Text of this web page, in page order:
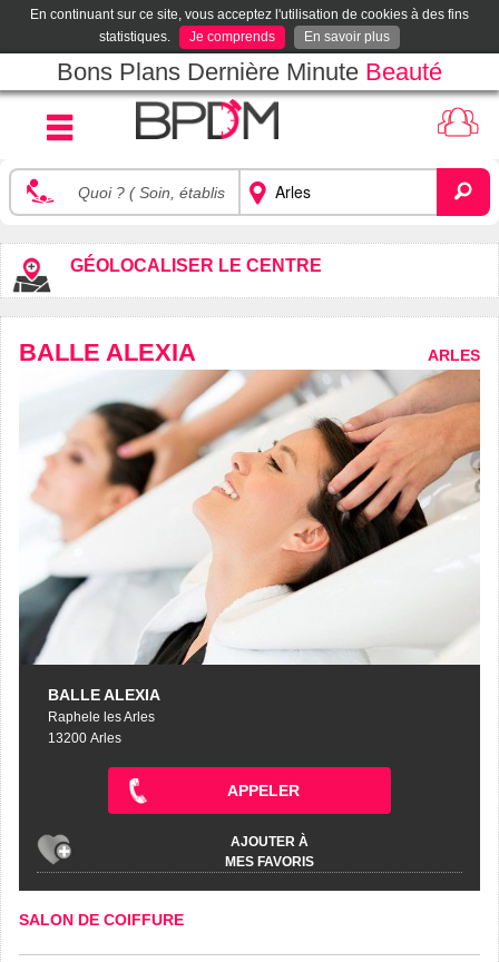
En continuant sur ce site, vous acceptez l'utilisation de cookies à des fins
statistiques.
Je comprends En savoir plus
Bons Plans Dernière Minute Beauté
GÉOLOCALISER LE CENTRE
BALLE ALEXIA ARLES
BALLE ALEXIA
Raphele les Arles
13200 Arles
APPELER
AJOUTER À
MES FAVORIS
SALON DE COIFFURE